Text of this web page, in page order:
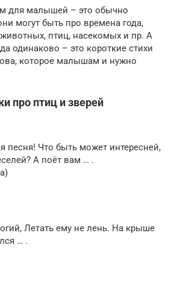
для малышей – это обычно
могут быть про времена года,
птиц, насекомых и пр. А
одинаково – это короткие стихи
которое малышам и нужно
про птиц и зверей
песня! Что быть может интересней,
А поёт вам … .
Летать ему не лень. На крыше
… .